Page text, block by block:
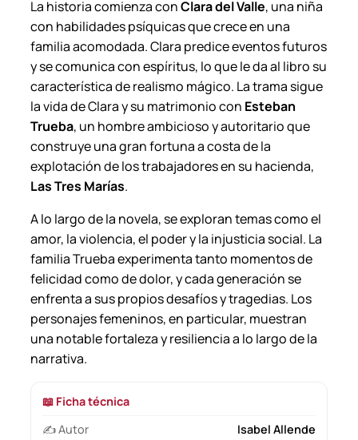
l
l
e
n
d
e
.
c
a
n
t
i
d
a
d
La historia comienza conClara del Valle, una niña
con habilidades psíquicas que crece en una
familia acomodada. Clara predice eventos futuros
y se comunica con espíritus, lo que le da al libro su
característica de realismo mágico. La trama sigue
la vida de Clara y su matrimonio con Esteban
Trueba, un hombre ambicioso y autoritario que
construye una gran fortuna a costa de la
explotación de los trabajadores en su hacienda,
Las Tres Marías.
A lo largo de la novela, se exploran temas como el
amor, la violencia, el poder y la injusticia social. La
familia Trueba experimenta tanto momentos de
felicidad como de dolor, y cada generación se
enfrenta a sus propios desafíos y tragedias. Los
personajes femeninos, en particular, muestran
una notable fortaleza y resiliencia a lo largo de la
narrativa.
📖 Ficha técnica
✍️ Autor
Isabel Allende